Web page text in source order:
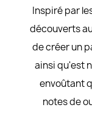
Inspiré par
découverts
de créer un
ainsi qu'est
envoûtant
notes de